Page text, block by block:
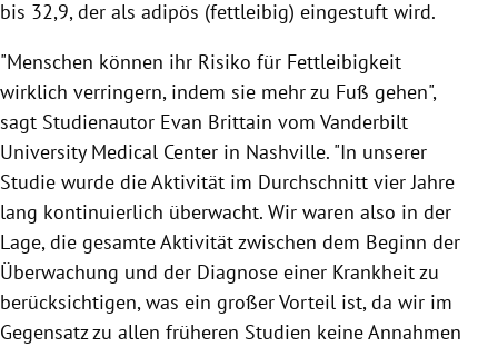
bis 32,9, der als adipös (fettleibig) eingestuft wird.
"Menschen können ihr Risiko für Fettleibigkeit
wirklich verringern, indem sie mehr zu Fuß gehen",
sagt Studienautor Evan Brittain vom Vanderbilt
University Medical Center in Nashville. "In unserer
Studie wurde die Aktivität im Durchschnitt vier Jahre
lang kontinuierlich überwacht. Wir waren also in der
Lage, die gesamte Aktivität zwischen dem Beginn der
Überwachung und der Diagnose einer Krankheit zu
berücksichtigen, was ein großer Vorteil ist, da wir im
Gegensatz zu allen früheren Studien keine Annahmen